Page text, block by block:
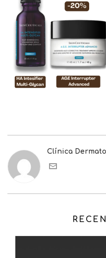
Clínica